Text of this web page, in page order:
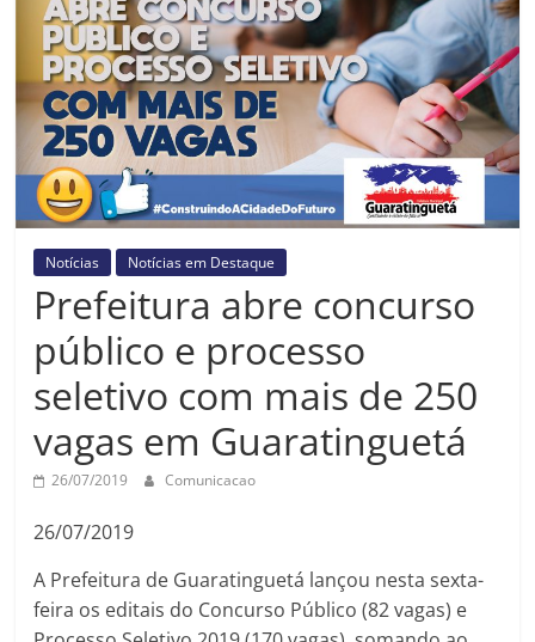
Prefeitura
Estância
Turística
Guaratinguetá
Notícias Notícias em Destaque
Prefeitura abre concurso
público e processo
seletivo com mais de 250
vagas em Guaratinguetá
26/07/2019 Comunicacao
26/07/2019
A Prefeitura de Guaratinguetá lançou nesta sexta-
feira os editais do Concurso Público (82 vagas) e